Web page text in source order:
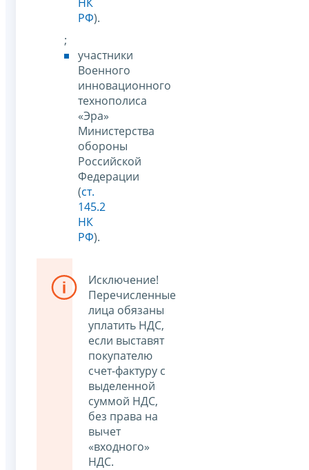
РФ).
;
участники
Военного
инновационного
технополиса
«Эра»
Министерства
обороны
Российской
Федерации
(ст.
145.2
НК
РФ).
Исключение!
Перечисленные
лица обязаны
уплатить НДС,
если выставят
покупателю
счет-фактуру с
выделенной
суммой НДС,
без права на
вычет
«входного»
НДС.